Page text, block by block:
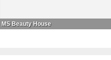
МS Beauty House